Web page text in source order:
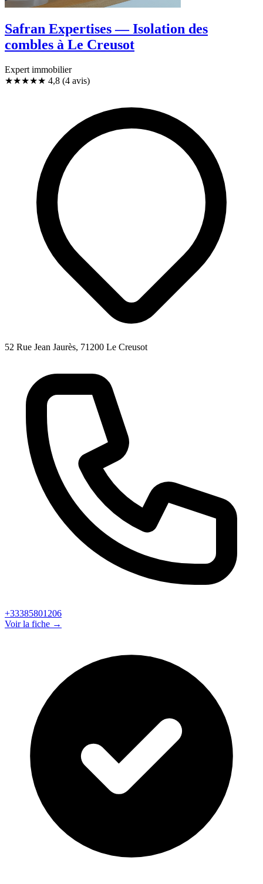
Safran Expertises — Isolation des
combles à Le Creusot
Expert immobilier
★★★★★ 4,8 (4 avis)
52 Rue Jean Jaurès, 71200 Le Creusot
+33385801206
Voir la fiche →